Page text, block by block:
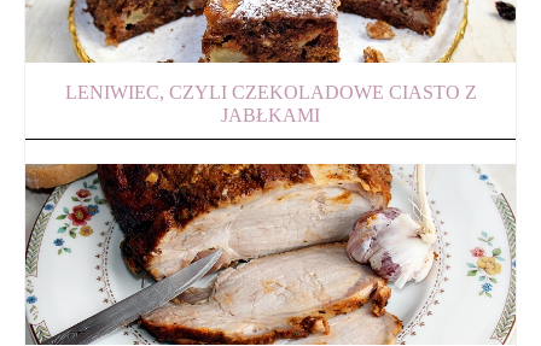
LENIWIEC, CZYLI CZEKOLADOWE CIASTO Z
JABŁKAMI